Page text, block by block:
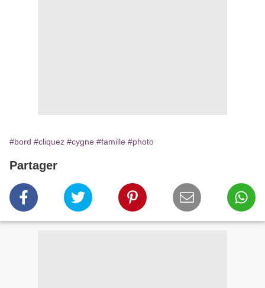
#bord #cliquez #cygne #famille #photo
Partager